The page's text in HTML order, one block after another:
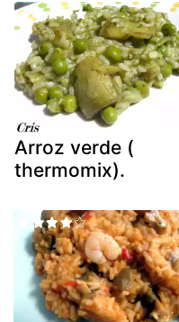
Arroz verde (
thermomix).